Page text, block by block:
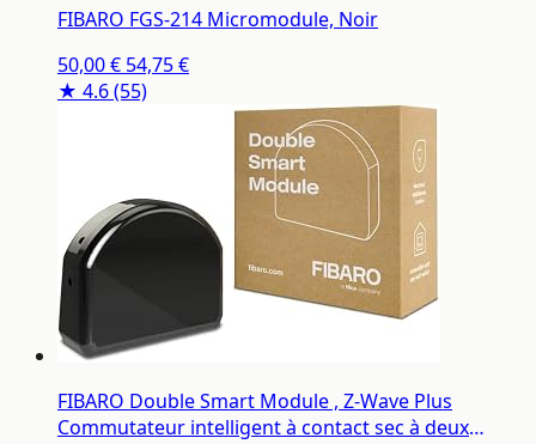
FIBARO FGS-214 Micromodule, Noir
50,00 € 54,75 €
★ 4.6(55)
FIBARO Double Smart Module , Z-Wave Plus
Commutateur intelligent à contact sec à deux